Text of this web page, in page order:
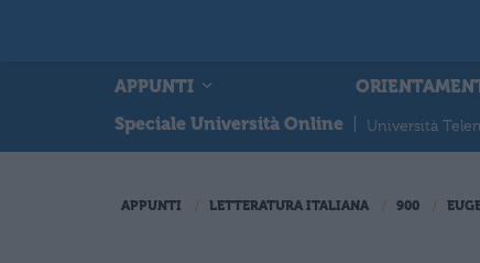
APPUNTI
Speciale Università Online
Università
APPUNTI LETTERATURA ITALIANA 900